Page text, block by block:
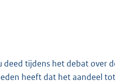
tijdens het debat over
heeft dat het aandeel